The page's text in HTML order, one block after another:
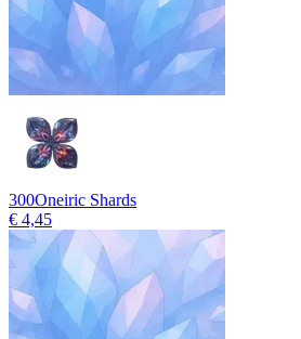
300Oneiric Shards
€ 4,45